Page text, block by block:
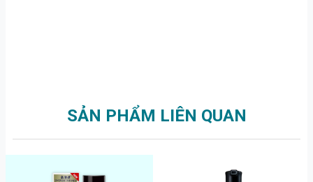
SẢN PHẨM LIÊN QUAN